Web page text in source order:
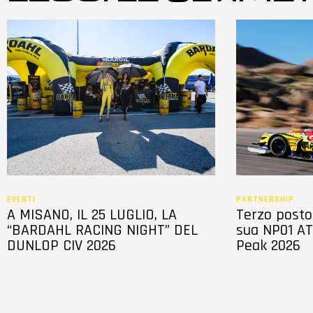
EVENTI
A MISANO, IL 25 LUGLIO, LA
“BARDAHL RACING NIGHT” DEL
DUNLOP CIV 2026
PARTNERSHIP
Terzo
sua NP01
Peak 2026